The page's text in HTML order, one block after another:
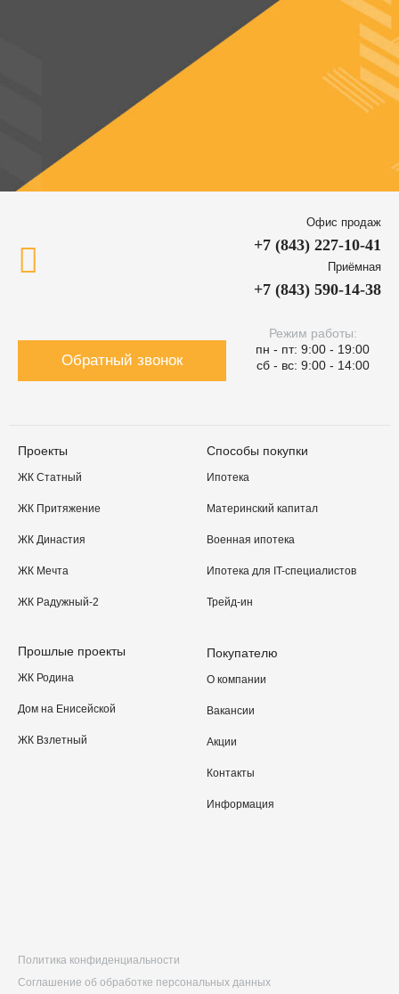
Офис продаж
+7 (843) 227-10-41
Приёмная
+7 (843) 590-14-38
Обратный звонок
Режим работы:
пн - пт: 9:00 - 19:00
сб - вс: 9:00 - 14:00
Проекты
ЖК Статный
ЖК Притяжение
ЖК Династия
ЖК Мечта
ЖК Радужный-2
Прошлые проекты
ЖК Родина
Дом на Енисейской
ЖК Взлетный
Способы покупки
Ипотека
Материнский капитал
Военная ипотека
Ипотека для IT-специалистов
Трейд-ин
Покупателю
О компании
Вакансии
Акции
Контакты
Информация
Политика конфиденциальности
Соглашение об обработке персональных данных